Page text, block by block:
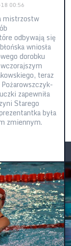
00:56
mistrzostw
odbywają się
wniosła
dorobku
teraz
zapewniła
Starego
była
zmiennym.